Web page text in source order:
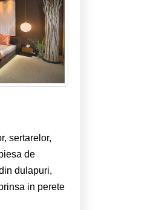
sertarelor,
de
dulapuri,
in perete